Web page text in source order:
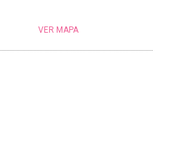
VER MAPA